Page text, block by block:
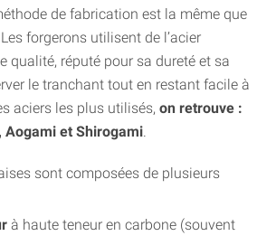
de fabrication est la même que
forgerons utilisent de l’acier
qualité, réputé pour sa dureté et sa
le tranchant tout en restant facile à
aciers les plus utilisés, on retrouve :
Aogami et Shirogami.
sont composées de plusieurs
à haute teneur en carbone (souvent